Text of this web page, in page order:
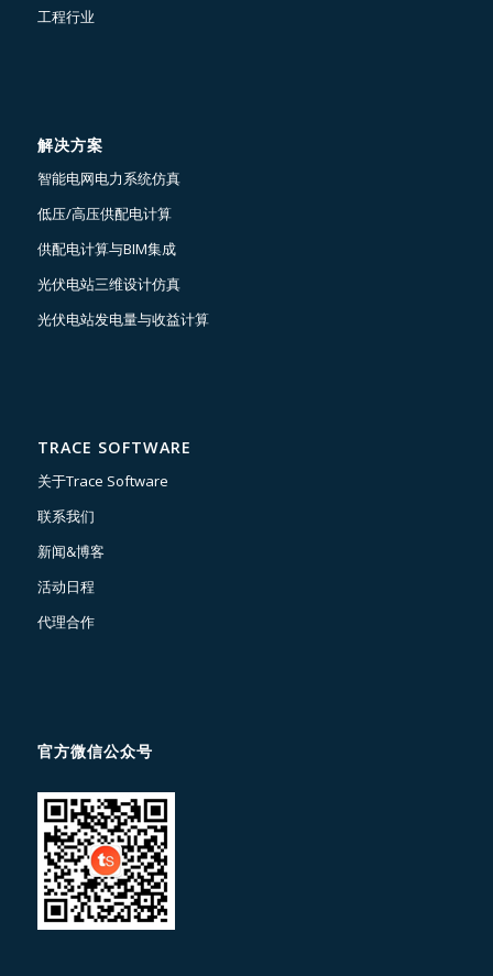
工程行业
解决方案
智能电网电力系统仿真
低压/高压供配电计算
供配电计算与BIM集成
光伏电站三维设计仿真
光伏电站发电量与收益计算
TRACE SOFTWARE
关于Trace Software
联系我们
新闻&博客
活动日程
代理合作
官方微信公众号